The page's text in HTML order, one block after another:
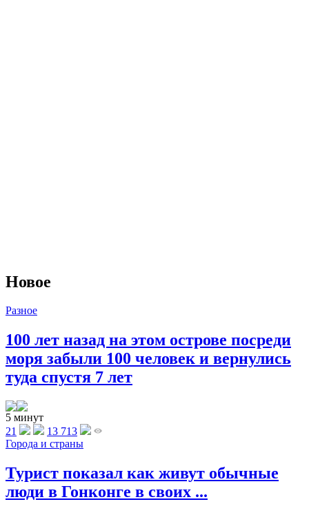
Новое
Разное
100 лет назад на этом острове посреди
моря забыли 100 человек и вернулись
туда спустя 7 лет
5 минут
21
13 713
Города и страны
Турист показал как живут обычные
люди в Гонконге в своих ...